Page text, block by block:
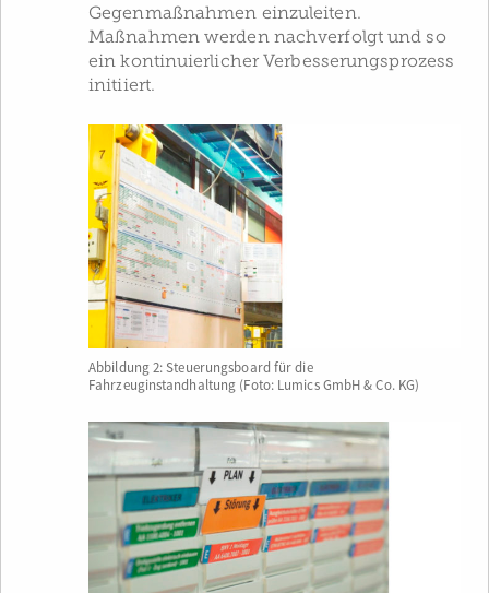
Gegenmaßnahmen einzuleiten.
Maßnahmen werden nachverfolgt und so
ein kontinuierlicher Verbesserungsprozess
initiiert.
Abbildung 2: Steuerungsboard für die
Fahrzeuginstandhaltung (Foto: Lumics GmbH & Co. KG)